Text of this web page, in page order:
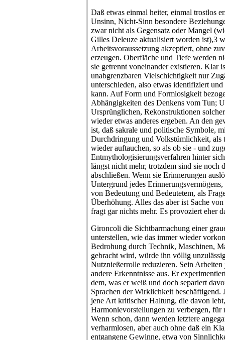
Daß etwas einmal heiter, einmal trostlos
Unsinn, Nicht-Sinn besondere
zwar nicht als Gegensatz oder Mangel
Gilles Deleuze aktualisiert worden ist),3
Arbeitsvoraussetzung akzeptiert, ohne
erzeugen. Oberfläche und Tiefe werden
sie getrennt voneinander existieren. Klar
unabgrenzbaren Vielschichtigkeit nur
unterschieden, also etwas identifiziert
kann. Auf Form und Formlosigkeit
Abhängigkeiten des Denkens vom Tun;
Ursprünglichen, Rekonstruktionen
wieder etwas anderes ergeben. An den
ist, daß sakrale und politische Symbole,
Durchdringung und Volkstümlichkeit, als
wieder auftauchen, so als ob sie - und
Entmythologisierungsverfahren hinter
längst nicht mehr, trotzdem sind sie noch
abschließen. Wenn sie Erinnerungen
Untergrund jedes
von Bedeutung und Bedeutetem, als
Überhöhung. Alles das aber ist Sache
fragt gar nichts mehr. Es provoziert eher
Gironcoli die Sichtbarmachung einer
unterstellen, wie das immer wieder
Bedrohung durch Technik, Maschinen,
gebracht wird, würde ihn völlig
Nutznießerrolle reduzieren. Sein
andere Erkenntnisse aus. Er
dem, was er weiß und doch separiert
Sprachen der Wirklichkeit beschäftigend.
jene Art kritischer Haltung, die davon
Harmonievorstellungen zu verbergen,
Wenn schon, dann werden letztere
verharmlosen, aber auch ohne daß ein
entgangene Gewinne, etwa von